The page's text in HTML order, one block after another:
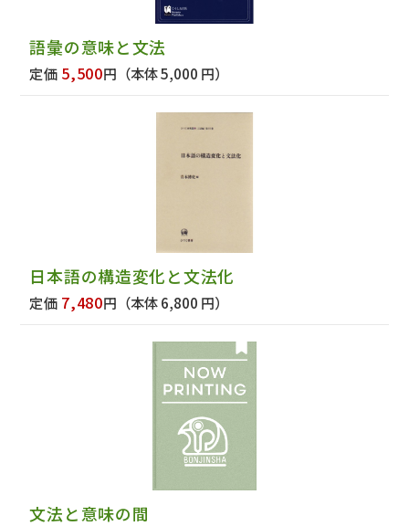
語彙の意味と文法
定価 5,500円 （本体 5,000 円）
日本語の構造変化と文法化
定価 7,480円 （本体 6,800 円）
文法と意味の間